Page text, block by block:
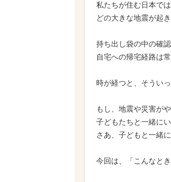
私たちが住む日本で
どの大きな地震が起
持ち出し袋の中の確
自宅への帰宅経路は
時が経つと、そうい
もし、地震や災害が
子どもたちと一緒に
さあ、子どもと一緒
今回は、「こんなと